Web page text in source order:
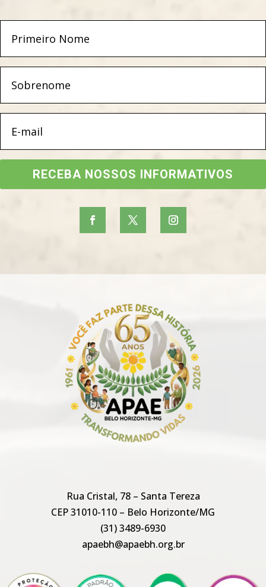
RECEBA NOSSOS INFORMATIVOS
Rua Cristal, 78 – Santa Tereza
CEP 31010-110 – Belo Horizonte/MG
(31) 3489-6930
apaebh@apaebh.org.br